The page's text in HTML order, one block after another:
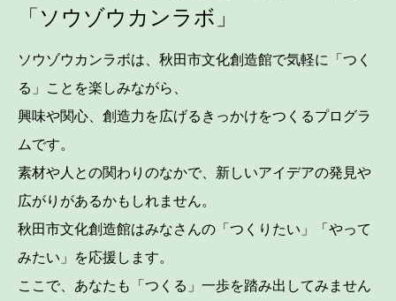
「ソウゾウカンラボ」
ソウゾウカンラボは、秋田市文化創造館で気軽に「つく
る」ことを楽しみながら、
興味や関心、創造力を広げるきっかけをつくるプログラ
ムです。
素材や人との関わりのなかで、新しいアイデアの発見や
広がりがあるかもしれません。
秋田市文化創造館はみなさんの「つくりたい」「やって
みたい」を応援します。
ここで、あなたも「つくる」一歩を踏み出してみません